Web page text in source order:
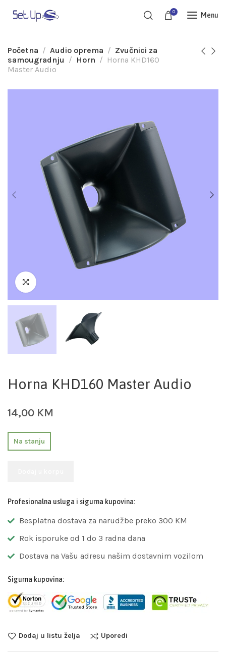
0 Menu
Početna Audio oprema
Zvučnici za
samougradnju
Horn
Horna KHD160
Master Audio
Horna KHD160 Master Audio
14,00 KM
Na stanju
Profesionalna usluga i sigurna kupovina:
Besplatna dostava za narudžbe preko 300 KM
Rok isporuke od 1 do 3 radna dana
Dostava na Vašu adresu našim dostavnim vozilom
Sigurna kupovina:
Dodaj u listu želja Uporedi